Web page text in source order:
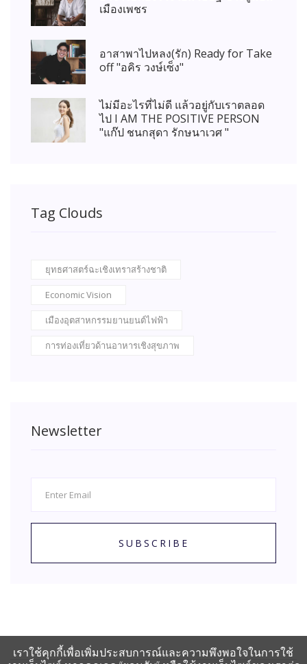
เมืองเพชร
อาสาพาไปหลง(รัก) Ready for Take
off "อคิร วงษ์เซ็ง"
ไม่มีอะไรที่ไม่ดี แล้วอยู่กับเราตลอด
ไป I AM THE POSITIVE PERSON
"แก๊ป ชนกสุดา รักษนาเวศ "
Tag Clouds
ยุทธศาสตร์ฉะเชิงเทราสร้างชาติ
Economic Vision
เมืองอุตสาหกรรมยานยนต์ไฟฟ้า
การท่องเที่ยวด้านอาหารเชิงสุขภาพ
Newsletter
SUBSCRIBE
เราใช้คุกกี้เพื่อเพิ่มประสบการณ์และความพึงพอใจในการใช้